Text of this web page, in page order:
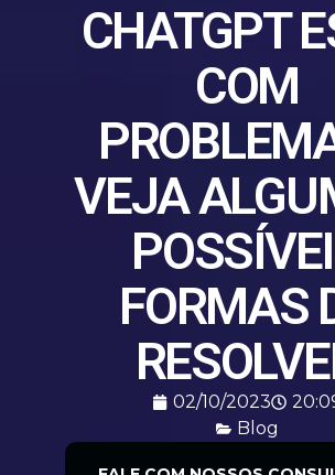
CHATGPT
COM
VEJA
FORMAS
02/10/2023
Blog